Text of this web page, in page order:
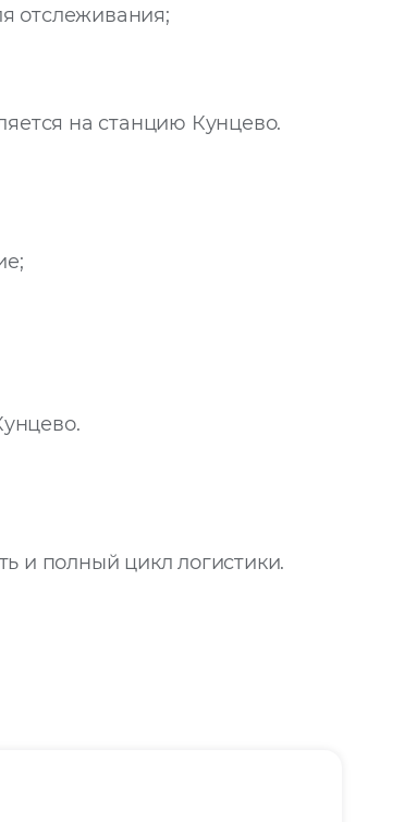
отслеживания;
на станцию Кунцево.
и полный цикл логистики.